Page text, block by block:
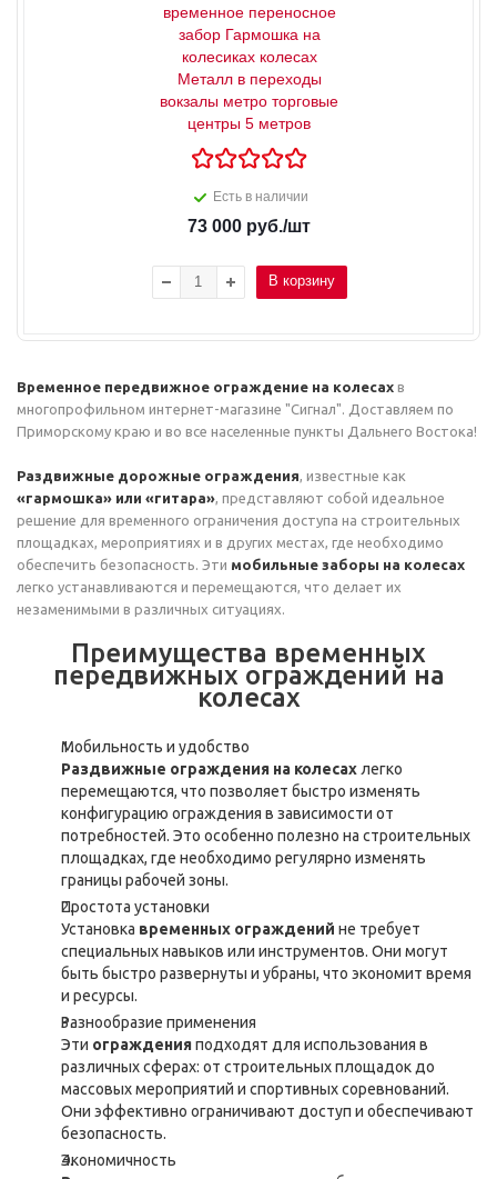
временное переносное
забор Гармошка на
колесиках колесах
Металл в переходы
вокзалы метро торговые
центры 5 метров
Есть в наличии
73 000 руб./шт
В корзину
Временное передвижное ограждение на колесах в
многопрофильном интернет-магазине "Сигнал". Доставляем по
Приморскому краю и во все населенные пункты Дальнего Востока!
Раздвижные дорожные ограждения , известные как
«гармошка» или «гитара» , представляют собой идеальное
решение для временного ограничения доступа на строительных
площадках, мероприятиях и в других местах, где необходимо
обеспечить безопасность. Эти мобильные заборы на колесах
легко устанавливаются и перемещаются, что делает их
незаменимыми в различных ситуациях.
Преимущества временных
передвижных ограждений на
колесах
Мобильность и удобство
Раздвижные ограждения на колесах легко
перемещаются, что позволяет быстро изменять
конфигурацию ограждения в зависимости от
потребностей. Это особенно полезно на строительных
площадках, где необходимо регулярно изменять
границы рабочей зоны.
Простота установки
Установка временных ограждений не требует
специальных навыков или инструментов. Они могут
быть быстро развернуты и убраны, что экономит время
и ресурсы.
Разнообразие применения
Эти огражденияподходят для использования в
различных сферах: от строительных площадок до
массовых мероприятий и спортивных соревнований.
Они эффективно ограничивают доступ и обеспечивают
безопасность.
Экономичность